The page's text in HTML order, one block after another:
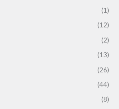
(1)
(12)
(2)
(13)
(26)
(44)
(8)